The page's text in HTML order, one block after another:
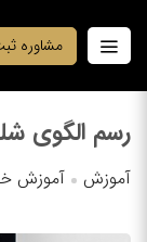
مشاوره
رسم الگوی
آموزش آموزش